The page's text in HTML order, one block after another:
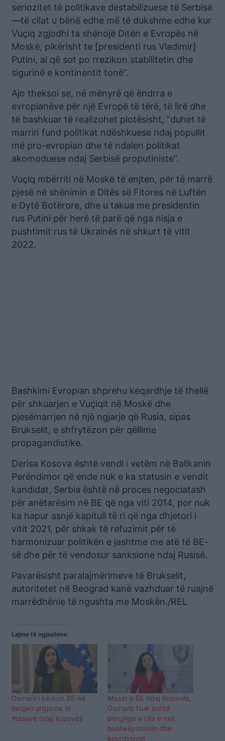
seriozitet të politikave destabilizuese të Serbisë
—të cilat u bënë edhe më të dukshme edhe kur
Vuçiq zgjodhi ta shënojë Ditën e Evropës në
Moskë, pikërisht te [presidenti rus Vladimir]
Putini, ai që sot po rrezikon stabilitetin dhe
sigurinë e kontinentit tonë”.
Ajo theksoi se, në mënyrë që ëndrra e
evropianëve për një Evropë të tërë, të lirë dhe
të bashkuar të realizohet plotësisht, “duhet të
marrin fund politikat ndëshkuese ndaj popullit
më pro-evropian dhe të ndalen politikat
akomoduese ndaj Serbisë proputiniste”.
Vuçiq mbërriti në Moskë të enjten, për të marrë
pjesë në shënimin e Ditës së Fitores në Luftën
e Dytë Botërore, dhe u takua me presidentin
rus Putini për herë të parë që nga nisja e
pushtimit rus të Ukrainës në shkurt të vitit
2022.
Bashkimi Evropian shprehu keqardhje të thellë
për shkuarjen e Vuçiqit në Moskë dhe
pjesëmarrjen në një ngjarje që Rusia, sipas
Brukselit, e shfrytëzon për qëllime
propagandistike.
Derisa Kosova është vendi i vetëm në Ballkanin
Perëndimor që ende nuk e ka statusin e vendit
kandidat, Serbia është në proces negociatash
për anëtarësim në BE që nga viti 2014, por nuk
ka hapur asnjë kapitull të ri që nga dhjetori i
vitit 2021, për shkak të refuzimit për të
harmonizuar politikën e jashtme me atë të BE-
së dhe për të vendosur sanksione ndaj Rusisë.
Pavarësisht paralajmërimeve të Brukselit,
autoritetet në Beograd kanë vazhduar të ruajnë
marrëdhënie të ngushta me Moskën./REL
Lajme të ngjashme:
Osmani i kërkon BE-së
heqjen urgjente të
masave ndaj Kosovës
Masat e BE ndaj Kosovës,
Osmani: Nuk është
përgjigje e cila e nxit
bashkëpunimin dhe
koordinimin